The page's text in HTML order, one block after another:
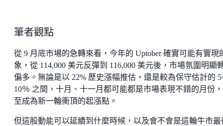
筆者觀點
從 9 月底市場的急轉來看，今年的 Uptober 確實可能有實現
象，從 114,000 美元反彈到 116,000 美元後，市場氛圍明顯
偏多。無論是以 22% 歷史漲幅推估，還是較為保守估計的 5
10％ 之間，十月、十一月都可能都是市場表現不錯的月份
至成為新一輪衝頂的起漲點。
但這股動能可以延續到什麼時候，以及會不會是這輪牛市最